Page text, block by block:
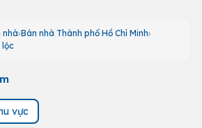
nhà Bán nhà Thành phố Hồ Chí Minh
lộc
vực